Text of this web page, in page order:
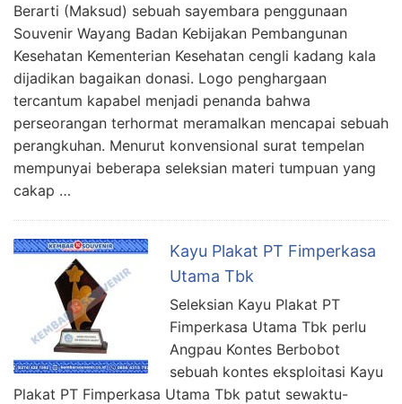
Berarti (Maksud) sebuah sayembara penggunaan
Souvenir Wayang Badan Kebijakan Pembangunan
Kesehatan Kementerian Kesehatan cengli kadang kala
dijadikan bagaikan donasi. Logo penghargaan
tercantum kapabel menjadi penanda bahwa
perseorangan terhormat meramalkan mencapai sebuah
perangkuhan. Menurut konvensional surat tempelan
mempunyai beberapa seleksian materi tumpuan yang
cakap …
Kayu Plakat PT Fimperkasa
Utama Tbk
Seleksian Kayu Plakat PT
Fimperkasa Utama Tbk perlu
Angpau Kontes Berbobot
sebuah kontes eksploitasi Kayu
Plakat PT Fimperkasa Utama Tbk patut sewaktu-